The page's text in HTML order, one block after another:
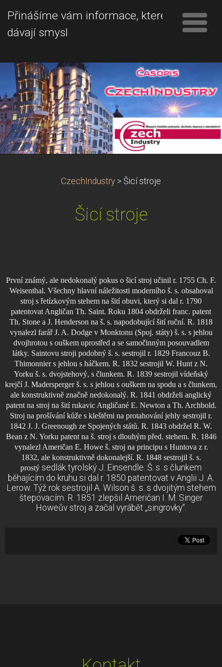
Přinášíme vám informace, které
dávají smysl
CzechIndustry > Šicí stroje
Šicí stroje
První známý, ale nedokonalý pokus o šicí stroj učinil r. 1755 Ch. F.
Weisenthal. Všechny hlavní náležitosti moderního š. s. obsahoval
stroj s řetízkovým stehem na šití obuvi, který si dal r. 1790
patentovat Angličan Th. Saint. Roku 1804 obdrželi franc. patent
Th. Stone a J. Henderson na š. s. napodobující šití ruční. R. 1818
vynalezl farář J. A. Dodge v Monktonu (Spoj. státy) š. s. s jehlou
dvojhrotou s ouškem uprostřed a se samočinným posouvadlem
látky. Saintovu stroji podobný š. s. sestrojil r. 1829 Francouz B.
Thimonnier s jehlou s háčkem. R. 1832 sestrojil W. Hunt z N.
Yorku š. s. dvojstehový, s člunkem. R. 1839 sestrojil vídeňský
krejčí J. Madersperger š. s. s jehlou s ouškem na spodu a s člunkem,
ale konstruktivně značně nedokonalý. R. 1841 obdrželi anglický
patent na stroj na šití rukavic Angličané E. Newton a Th. Archbold.
Stroj na prošívání kůže s kleštěmi na protahování jehly sestrojil r.
1842 J. J. Greenough ze Spojených států. R. 1843 obdržel R. W.
Bean z N. Yorku patent na š. stroj s dlouhým před. stehem. R. 1846
vynalezl Američan E. Howe š. stroj na principu s Huntova z r.
1832, ale konstruktivně dokonalejší. R. 1848 sestrojil š. s.
prostý sedlák tyrolský J. Einsendle. Š. s. s člunkem
běhajícím do kruhu si dal r. 1850 patentovat v Anglii J. A.
Lerow. Týž rok sestrojil A. Wilson š. s. s dvojitým stehem
štepovacím. R. 1851 zlepšil Američan I. M. Singer
Howeův stroj a začal vyrábět „singrovky“.